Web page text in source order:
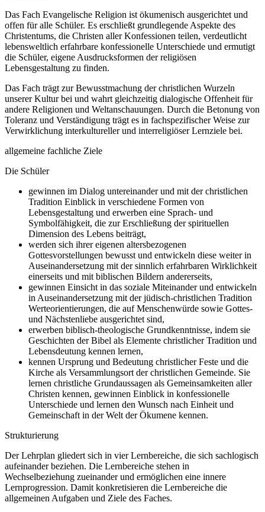
Das Fach Evangelische Religion ist ökumenisch ausgerichtet und
offen für alle Schüler. Es erschließt grundlegende Aspekte des
Christentums, die Christen aller Konfessionen teilen, verdeutlicht
lebensweltlich erfahrbare konfessionelle Unterschiede und ermutigt
die Schüler, eigene Ausdrucksformen der religiösen
Lebensgestaltung zu finden.
Das Fach trägt zur Bewusstmachung der christlichen Wurzeln
unserer Kultur bei und wahrt gleichzeitig dialogische Offenheit für
andere Religionen und Weltanschauungen. Durch die Betonung von
Toleranz und Verständigung trägt es in fachspezifischer Weise zur
Verwirklichung interkultureller und interreligiöser Lernziele bei.
allgemeine fachliche Ziele
Die Schüler
gewinnen im Dialog untereinander und mit der christlichen
Tradition Einblick in verschiedene Formen von
Lebensgestaltung und erwerben eine Sprach- und
Symbolfähigkeit, die zur Erschließung der spirituellen
Dimension des Lebens beiträgt,
werden sich ihrer eigenen altersbezogenen
Gottesvorstellungen bewusst und entwickeln diese weiter in
Auseinandersetzung mit der sinnlich erfahrbaren Wirklichkeit
einerseits und mit biblischen Bildern andererseits,
gewinnen Einsicht in das soziale Miteinander und entwickeln
in Auseinandersetzung mit der jüdisch-christlichen Tradition
Werteorientierungen, die auf Menschenwürde sowie Gottes-
und Nächstenliebe ausgerichtet sind,
erwerben biblisch-theologische Grundkenntnisse, indem sie
Geschichten der Bibel als Elemente christlicher Tradition und
Lebensdeutung kennen lernen,
kennen Ursprung und Bedeutung christlicher Feste und die
Kirche als Versammlungsort der christlichen Gemeinde. Sie
lernen christliche Grundaussagen als Gemeinsamkeiten aller
Christen kennen, gewinnen Einblick in konfessionelle
Unterschiede und lernen den Wunsch nach Einheit und
Gemeinschaft in der Welt der Ökumene kennen.
Strukturierung
Der Lehrplan gliedert sich in vier Lernbereiche, die sich sachlogisch
aufeinander beziehen. Die Lernbereiche stehen in
Wechselbeziehung zueinander und ermöglichen eine innere
Lernprogression. Damit konkretisieren die Lernbereiche die
allgemeinen Aufgaben und Ziele des Faches.